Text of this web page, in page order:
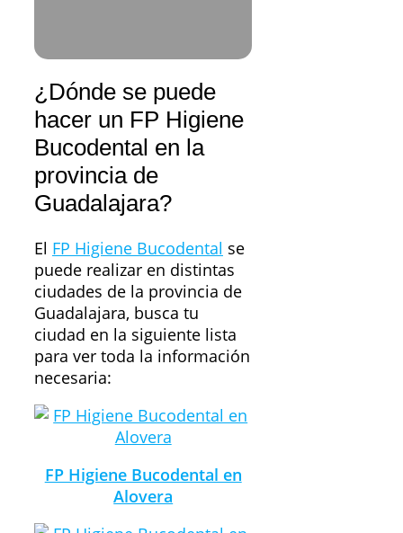
¿Dónde se puede
hacer un FP Higiene
Bucodental en la
provincia de
Guadalajara?
El FP Higiene Bucodental se
puede realizar en distintas
ciudades de la provincia de
Guadalajara, busca tu
ciudad en la siguiente lista
para ver toda la información
necesaria:
FP Higiene Bucodental en
Alovera